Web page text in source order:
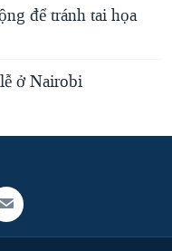
để tránh tai họa
ở Nairobi